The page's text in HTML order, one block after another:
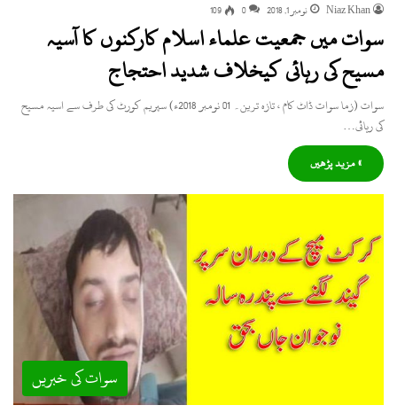
Niaz Khan نومبر 1, 2018 0
109
سوات میں جمعیت علماء اسلام کارکنوں کا آسیہ
مسیح کی رہائی کیخلاف شدید احتجاج
سوات (زما سوات ڈاٹ کام ، تازہ ترین۔ 01 نومبر 2018ء) سپریم کورٹ کی طرف سے اسیہ مسیح
کی رہائی…
» مزید پڑھیں
سوات کی خبریں